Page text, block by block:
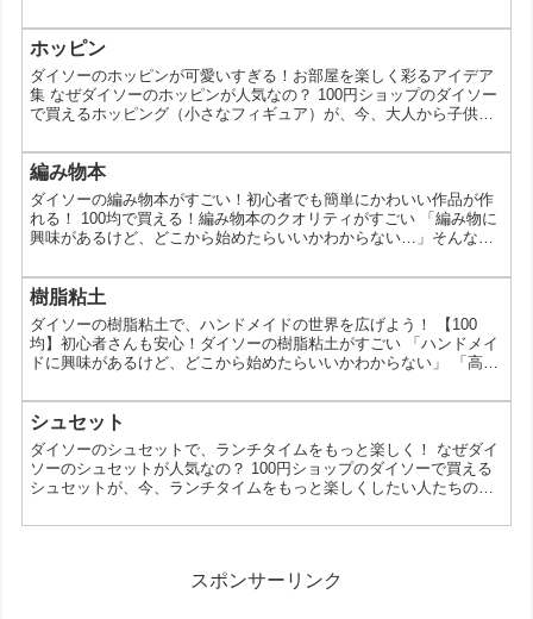
ーツとは今回のバッグパーツは、編み地と組み合わせてバッグを作
るためのアイテムです。底や本体の形を整えやすく、手編みバッグ
のベースとして使うことで、仕上がりの印象をまとめやすくなりま
す。紹介されているだけでも円形、楕円形、長方形、正方形などが
あり...
ホッピン
ダイソーのホッピンが可愛いすぎる！お部屋を楽しく彩るアイデア
集 なぜダイソーのホッピンが人気なの？ 100円ショップのダイソー
で買えるホッピング（小さなフィギュア）が、今、大人から子供ま
の可愛さ！動物やキャラクターなど、種類が豊富で、見ているだけ
で心が癒されるようなデザインがたくさんあるんです。今回は、ダ
イソーのホッピングの魅力と、その使い方についてご紹介します。
ダイソーのホッピンってどんなもの？ ダイソーのホッピ...
編み物本
ダイソーの編み物本がすごい！初心者でも簡単にかわいい作品が作
れる！ 100均で買える！編み物本のクオリティがすごい 「編み物に
興味があるけど、どこから始めたらいいかわからない…」そんな風
でも簡単に始められる編み物本が販売されているんです。今回は、
ダイソーの編み物本の魅力や、選び方、おすすめの編み物本につい
てご紹介します。 なぜダイソーの編み物本が人気なの？ 価格が安
い: 100円という手軽な価格で購入できる 初心者...
樹脂粘土
ダイソーの樹脂粘土で、ハンドメイドの世界を広げよう！ 【100
均】初心者さんも安心！ダイソーの樹脂粘土がすごい 「ハンドメイ
ドに興味があるけど、どこから始めたらいいかわからない」 「高価
円ショップのダイソーで見つかります。それが、樹脂粘土です。 今
回は、ダイソーの樹脂粘土の魅力や使い方、そしてハンドメイド作
品を作る上でのポイントまで、たっぷりとお伝えします。 なぜダイ
ソーの樹脂粘土が人気なの？ 価格が安い: 10...
シュセット
ダイソーのシュセットで、ランチタイムをもっと楽しく！ なぜダイ
ソーのシュセットが人気なの？ 100円ショップのダイソーで買える
シュセットが、今、ランチタイムをもっと楽しくしたい人たちの間
なのか、その魅力や使い方についてご紹介します。 ダイソーのシュ
デザインも豊富で、100円とは思えないほどの品質が...
スポンサーリンク